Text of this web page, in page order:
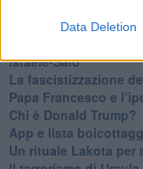
Data Deletion
Tu vuo’ fa
Israele-Salò
​La fascistizzazione
Papa Francesco e
​Chi è Donald Trump?
App e lista
​Un rituale Lakota per